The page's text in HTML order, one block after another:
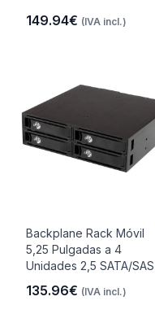
149.94€ (IVA incl.)
Backplane Rack Móvil
5,25 Pulgadas a 4
Unidades 2,5 SATA/SAS
135.96€ (IVA incl.)